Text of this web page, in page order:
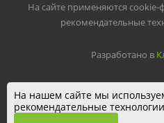
На сайте применяются cookie-
рекомендательные
Разработано в
На нашем сайте мы
рекомендательные технологии